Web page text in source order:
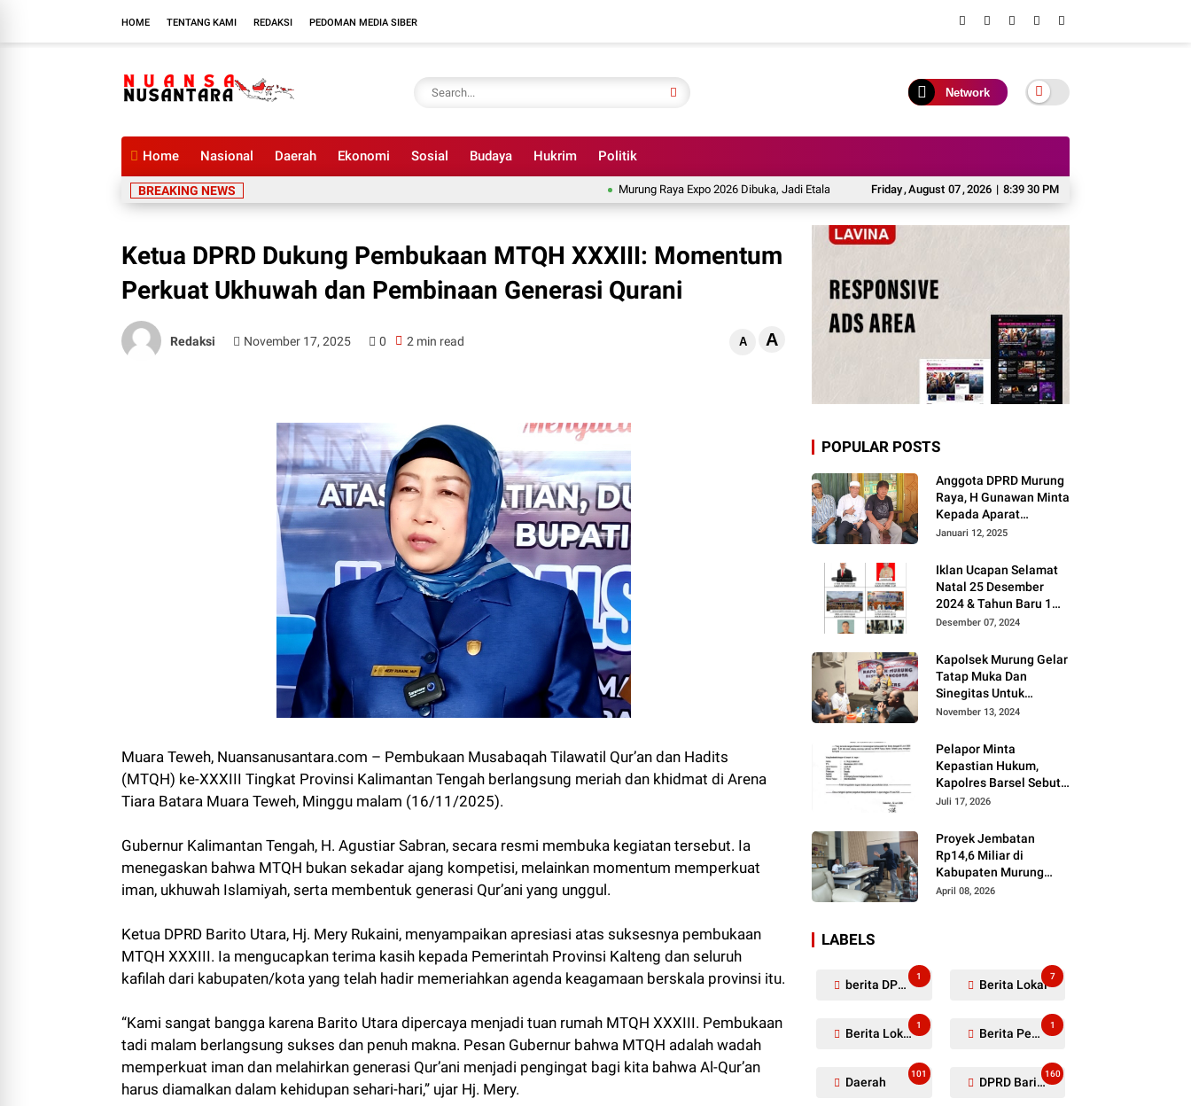
HOME TENTANG KAMI REDAKSI PEDOMAN MEDIA SIBER
Network
Home Nasional Daerah Ekonomi Sosial Budaya Hukrim Politik
Friday,August 07,2026 | 8:39 30 PM
BREAKING NEWS Murung Raya Expo 2026 Dibuka, Jadi Etalase UMKM dan Potensi Investasi Daerah Kontingen Pramuka Mura Siap
Ketua DPRD Dukung Pembukaan MTQH XXXIII: Momentum
Perkuat Ukhuwah dan Pembinaan Generasi Qurani
Redaksi November 17, 2025 0 2 min read A A
Muara Teweh, Nuansanusantara.com – Pembukaan Musabaqah Tilawatil Qur’an dan Hadits
(MTQH) ke-XXXIII Tingkat Provinsi Kalimantan Tengah berlangsung meriah dan khidmat di Arena
Tiara Batara Muara Teweh, Minggu malam (16/11/2025).
Gubernur Kalimantan Tengah, H. Agustiar Sabran, secara resmi membuka kegiatan tersebut. Ia
menegaskan bahwa MTQH bukan sekadar ajang kompetisi, melainkan momentum memperkuat
iman, ukhuwah Islamiyah, serta membentuk generasi Qur’ani yang unggul.
Ketua DPRD Barito Utara, Hj. Mery Rukaini, menyampaikan apresiasi atas suksesnya pembukaan
MTQH XXXIII. Ia mengucapkan terima kasih kepada Pemerintah Provinsi Kalteng dan seluruh
kafilah dari kabupaten/kota yang telah hadir memeriahkan agenda keagamaan berskala provinsi itu.
“Kami sangat bangga karena Barito Utara dipercaya menjadi tuan rumah MTQH XXXIII. Pembukaan
tadi malam berlangsung sukses dan penuh makna. Pesan Gubernur bahwa MTQH adalah wadah
memperkuat iman dan melahirkan generasi Qur’ani menjadi pengingat bagi kita bahwa Al-Qur’an
harus diamalkan dalam kehidupan sehari-hari,” ujar Hj. Mery.
POPULAR POSTS
Anggota DPRD Murung
Raya, H Gunawan Minta
Kepada Aparat
Berantas judi dan
Instruksi Presiden RI
Januari 12, 2025
Iklan Ucapan Selamat
Natal 25 Desember
2024 & Tahun Baru 1
Januari 2025
Desember 07, 2024
Kapolsek Murung Gelar
Tatap Muka Dan
Sinegitas Untuk
Menjaga Situasi
Kondusif Dengan Insan
Pers
November 13, 2024
Pelapor Minta
Kepastian Hukum,
Kapolres Barsel Sebut
Dugaan Penyerobotan
Juli 17, 2026
Proyek Jembatan
Rp14,6 Miliar di
Kabupaten Murung
Raya Mangkrak,
April 08, 2026
LABELS
berita DPRD Murung Raya
1
Berita Lokal
7
Berita Lokal Kabupaten Barito Utara
1
Berita Pemkab Murung Raya
1
Daerah
101
DPRD Barito Utara
160